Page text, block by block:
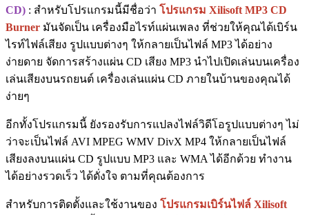
CD) : สำหรับโปรแกรมนี้มีชื่อว่า โปรแกรม Xilisoft MP3 CD
Burner มันจัดเป็น เครื่องมือไรท์แผ่นเพลง ที่ช่วยให้คุณได้เบิร์น
ไรท์ไฟล์เสียง รูปแบบต่างๆ ให้กลายเป็นไฟล์ MP3 ได้อย่าง
ง่ายดาย จัดการสร้างแผ่น CD เสียง MP3 นำไปเปิดเล่นบนเครื่อง
เล่นเสียงบนรถยนต์ เครื่องเล่นแผ่น CD ภายในบ้านของคุณได้
ง่ายๆ
อีกทั้งโปรแกรมนี้ ยังรองรับการแปลงไฟล์วิดีโอรูปแบบต่างๆ ไม่
ว่าจะเป็นไฟล์ AVI MPEG WMV DivX MP4 ให้กลายเป็นไฟล์
เสียงลงบนแผ่น CD รูปแบบ MP3 และ WMA ได้อีกด้วย ทำงาน
ได้อย่างรวดเร็ว ได้ดั่งใจ ตามที่คุณต้องการ
สำหรับการติดตั้งและใช้งานของ โปรแกรมเบิร์นไฟล์ Xilisoft